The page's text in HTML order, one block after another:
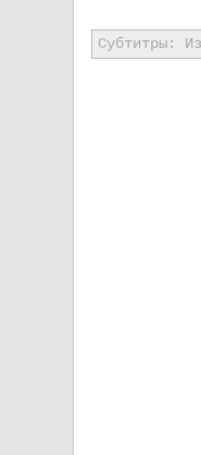
Субтитры: